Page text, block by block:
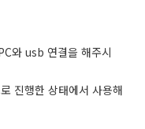
와 usb 연결을 해주시
진행한 상태에서 사용해